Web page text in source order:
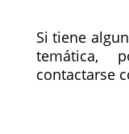
Si tiene
temática,
contactarse